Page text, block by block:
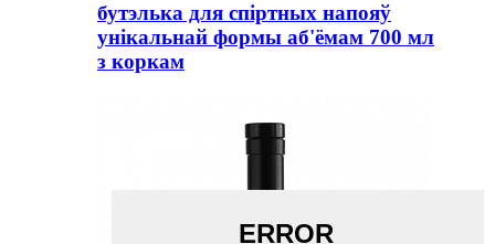
бутэлька для спіртных напояў
унікальнай формы аб'ёмам 700 мл
з коркам